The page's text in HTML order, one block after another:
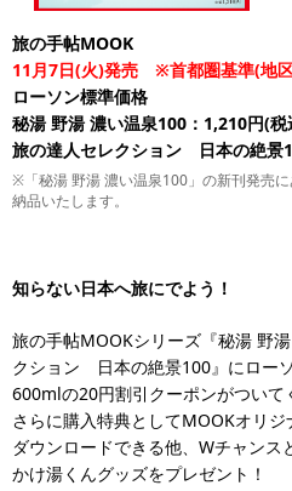
旅の手帖MOOK
11月7日(火)発売 ※首都圏基準(地
ローソン標準価格
秘湯 野湯 濃い温泉100：1,210円(税
旅の達人セレクション 日本の絶景
※「秘湯 野湯 濃い温泉100」の新刊発売
納品いたします。
知らない日本へ旅にでよう！
旅の手帖MOOKシリーズ『秘湯 野
クション 日本の絶景100』にロー
600mlの20円割引クーポンがついて
さらに購入特典としてMOOKオリ
ダウンロードできる他、Wチャン
かけ湯くんグッズをプレゼント！